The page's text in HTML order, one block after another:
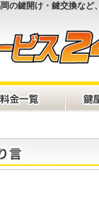
の鍵開け・鍵交換な